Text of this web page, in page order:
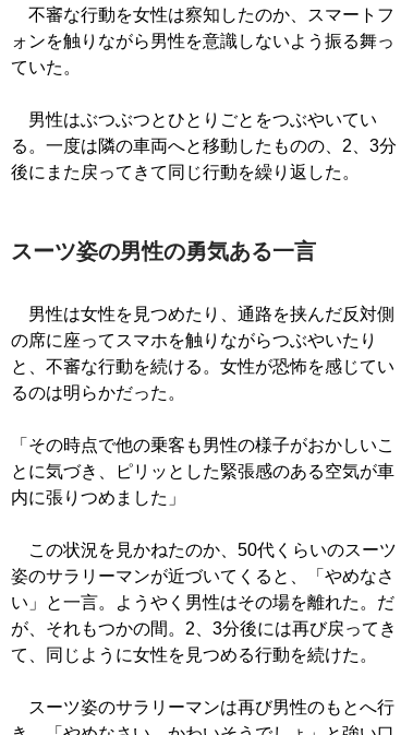
不審な行動を女性は察知したのか、スマートフ
ォンを触りながら男性を意識しないよう振る舞っ
ていた。
男性はぶつぶつとひとりごとをつぶやいてい
る。一度は隣の車両へと移動したものの、2、3分
後にまた戻ってきて同じ行動を繰り返した。
スーツ姿の男性の勇気ある一言
男性は女性を見つめたり、通路を挟んだ反対側
の席に座ってスマホを触りながらつぶやいたり
と、不審な行動を続ける。女性が恐怖を感じてい
るのは明らかだった。
「その時点で他の乗客も男性の様子がおかしいこ
とに気づき、ピリッとした緊張感のある空気が車
内に張りつめました」
この状況を見かねたのか、50代くらいのスーツ
姿のサラリーマンが近づいてくると、「やめなさ
い」と一言。ようやく男性はその場を離れた。だ
が、それもつかの間。2、3分後には再び戻ってき
て、同じように女性を見つめる行動を続けた。
スーツ姿のサラリーマンは再び男性のもとへ行